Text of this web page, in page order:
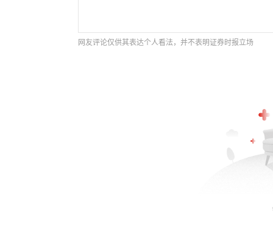
网友评论仅供其表达个人看法，并不表明证券时报立场